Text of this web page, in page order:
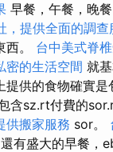
早餐，午餐，晚餐
，提供全面的調查
西。 台中美式脊
密的生活空間 就
提供的食物確實是
含sz.rt付費的
供搬家服務 sor。
有盛大的早餐，